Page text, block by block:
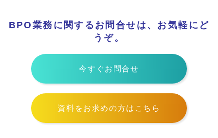
BPO業務に関するお問合せは、お気軽にど
うぞ。
今すぐお問合せ
資料をお求めの方はこちら